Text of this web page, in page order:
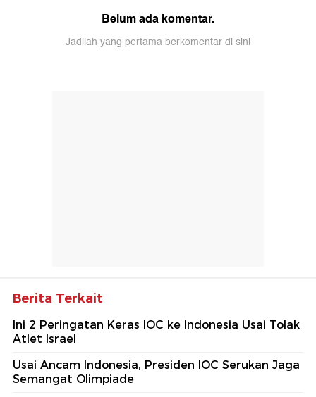
Belum ada komentar.
Jadilah yang pertama berkomentar di sini
Berita Terkait
Ini 2 Peringatan Keras IOC ke Indonesia Usai Tolak
Atlet Israel
Usai Ancam Indonesia, Presiden IOC Serukan Jaga
Semangat Olimpiade